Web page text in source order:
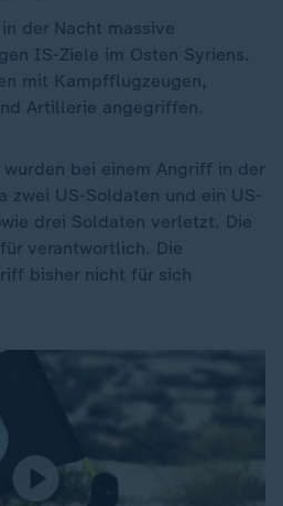
der Nacht massive
IS-Ziele im Osten Syriens.
mit Kampfflugzeugen,
Artillerie angegriffen.
wurden bei einem Angriff in der
zwei US-Soldaten und ein US-
drei Soldaten verletzt. Die
verantwortlich. Die
bisher nicht für sich